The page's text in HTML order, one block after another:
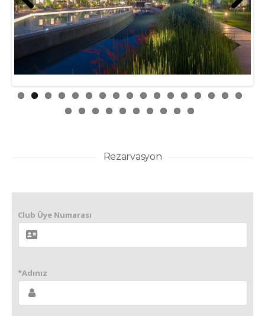
Prev
ious
Next
Rezarvasyon
Club Üye Numarası
*Adınız